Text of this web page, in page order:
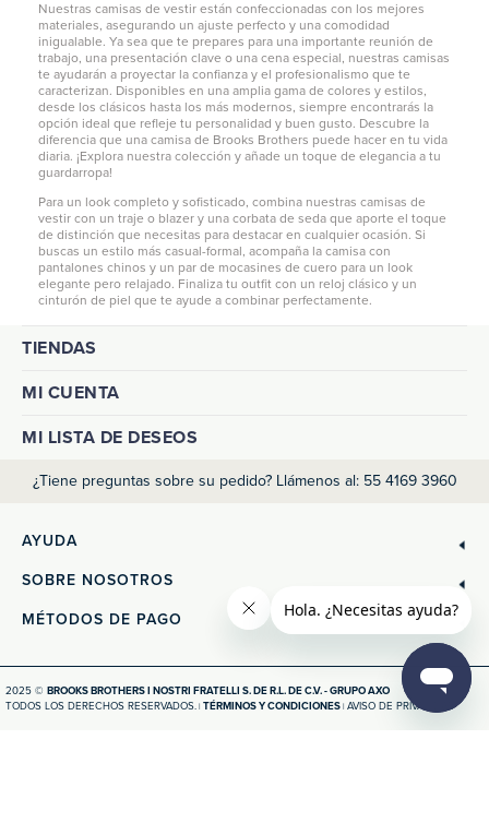
Nuestras camisas de vestir están confeccionadas con los mejores
materiales, asegurando un ajuste perfecto y una comodidad
inigualable. Ya sea que te prepares para una importante reunión de
trabajo, una presentación clave o una cena especial, nuestras camisas
te ayudarán a proyectar la confianza y el profesionalismo que te
caracterizan. Disponibles en una amplia gama de colores y estilos,
desde los clásicos hasta los más modernos, siempre encontrarás la
opción ideal que refleje tu personalidad y buen gusto. Descubre la
diferencia que una camisa de Brooks Brothers puede hacer en tu vida
diaria. ¡Explora nuestra colección y añade un toque de elegancia a tu
guardarropa!
Para un look completo y sofisticado, combina nuestras camisas de
vestir con un traje o blazer y una corbata de seda que aporte el toque
de distinción que necesitas para destacar en cualquier ocasión. Si
buscas un estilo más casual-formal, acompaña la camisa con
pantalones chinos y un par de mocasines de cuero para un look
elegante pero relajado. Finaliza tu outfit con un reloj clásico y un
cinturón de piel que te ayude a combinar perfectamente.
TIENDAS
MI CUENTA
MI LISTA DE DESEOS
¿Tiene preguntas sobre su pedido? Llámenos al: 55 4169 3960
AYUDA
SOBRE NOSOTROS
MÉTODOS DE PAGO
2025 © BROOKS BROTHERS I NOSTRI FRATELLI S. DE R.L. DE C.V. - GRUPO AXO
TODOS LOS DERECHOS RESERVADOS. | TÉRMINOS Y CONDICIONES | AVISO DE PRIVACIDAD